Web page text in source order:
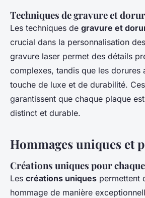
Techniques de gravure et
Les techniques de gravure et
crucial dans la personnalisation
gravure laser permet des détails
complexes, tandis que les dorures
touche de luxe et de durabilité.
garantissent que chaque plaque
distinct et durable.
Hommages uniques et
Créations uniques pour
Les créations uniques permettent
hommage de manière